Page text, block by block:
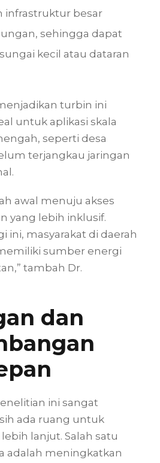
infrastruktur besar
sehingga dapat
kecil atau dataran
turbin ini
untuk aplikasi skala
seperti desa
terjangkau jaringan
awal menuju akses
yang lebih inklusif.
ini, masyarakat di daerah
sumber energi
tambah Dr.
dan
ini sangat
ada ruang untuk
lanjut. Salah satu
adalah meningkatkan